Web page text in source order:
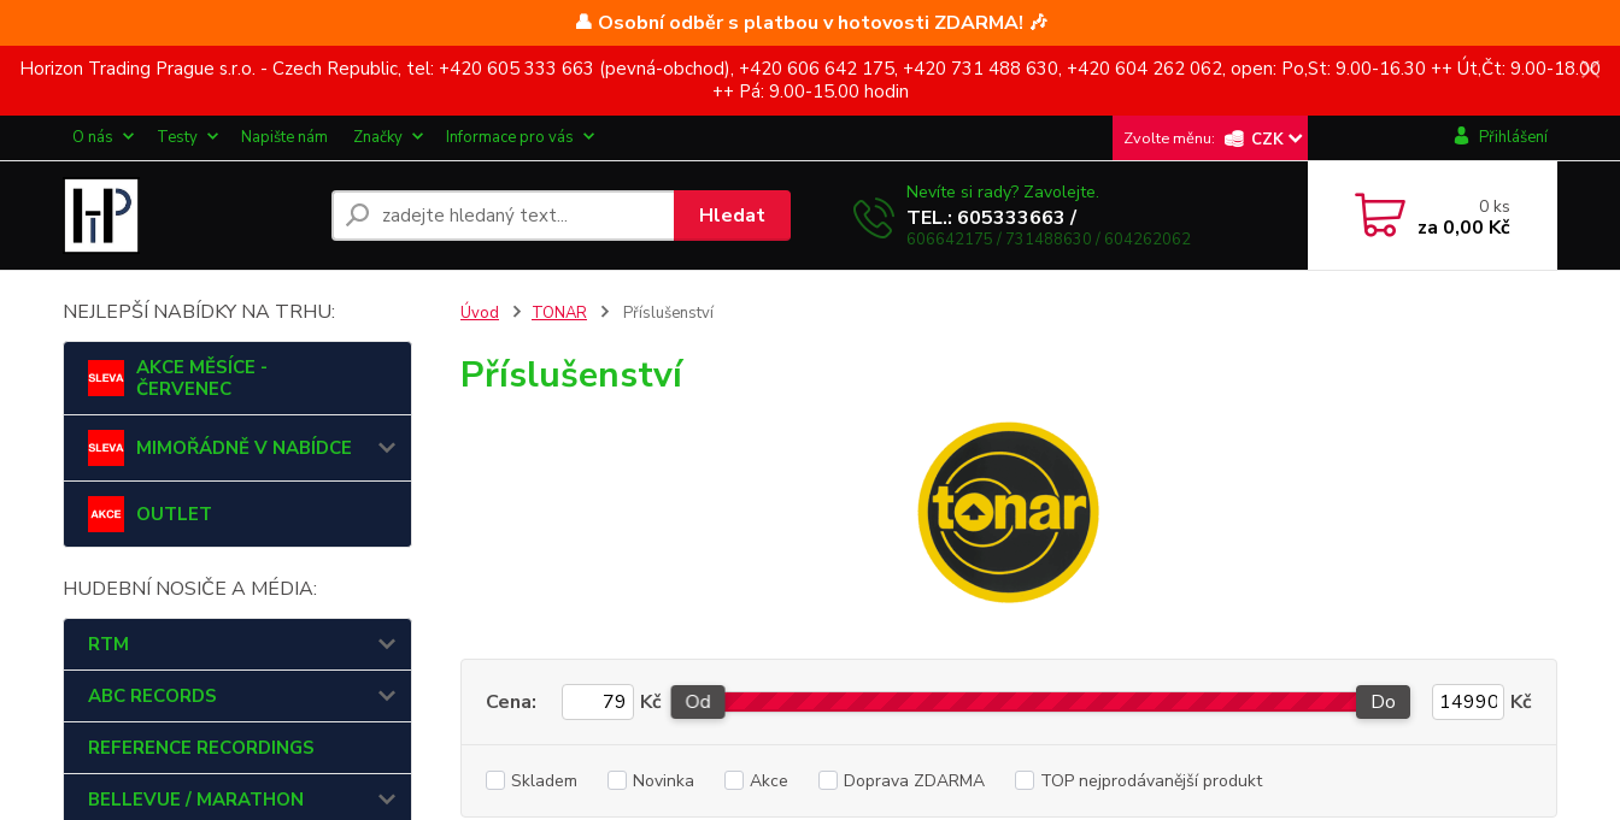
👤 Osobní odběr s platbou v hotovosti ZDARMA! 🎶
Horizon Trading Prague s.r.o. - Czech Republic, tel: +420 605 333 663 (pevná-obchod), +420 606 642 175, +420 731 488 630, +420 604 262 062, open: Po,St: 9.00-16.30 ++ Út,Čt: 9.00-18.00
++ Pá: 9.00-15.00 hodin
O nás Testy Napište nám Značky Informace pro vás CZK Přihlášení
Hledat
Nevíte si rady? Zavolejte.
TEL.: 605333663 /
606642175 / 731488630 / 604262062
0ks
za 0,00 Kč
NEJLEPŠÍ NABÍDKY NA TRHU:
AKCE MĚSÍCE -
ČERVENEC
MIMOŘÁDNĚ V NABÍDCE
OUTLET
HUDEBNÍ NOSIČE A MÉDIA:
RTM
ABC RECORDS
REFERENCE RECORDINGS
BELLEVUE / MARATHON
Úvod TONAR Příslušenství
Příslušenství
Cena: Kč Od Do Kč
Skladem Novinka Akce Doprava ZDARMA TOP nejprodávanější produkt